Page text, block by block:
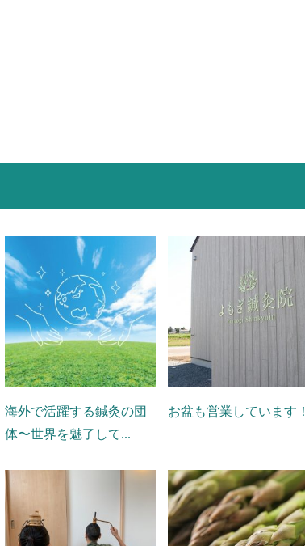
海外で活躍する鍼灸の団
体〜世界を魅了して...
お盆も営業しています！